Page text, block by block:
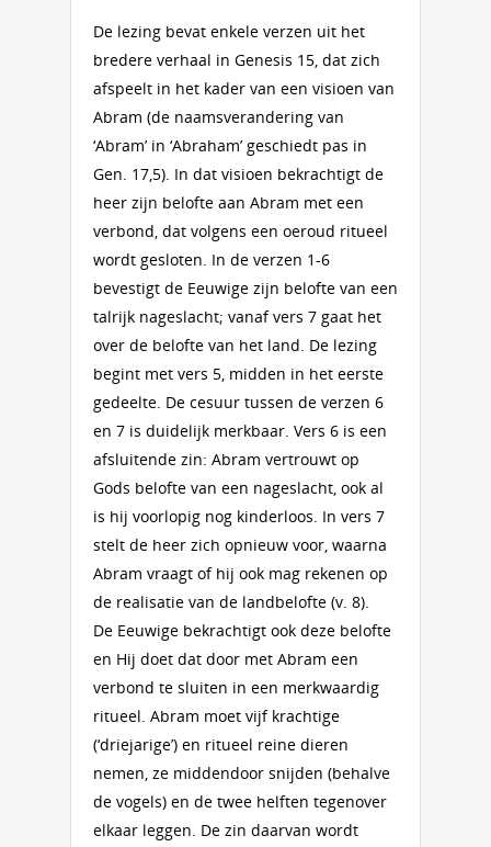
De lezing bevat enkele verzen uit het
bredere verhaal in Genesis 15, dat zich
afspeelt in het kader van een visioen van
Abram (de naamsverandering van
‘Abram’ in ‘Abraham’ geschiedt pas in
Gen. 17,5). In dat visioen bekrachtigt de
heer zijn belofte aan Abram met een
verbond, dat volgens een oeroud ritueel
wordt gesloten. In de verzen 1-6
bevestigt de Eeuwige zijn belofte van een
talrijk nageslacht; vanaf vers 7 gaat het
over de belofte van het land. De lezing
begint met vers 5, midden in het eerste
gedeelte. De cesuur tussen de verzen 6
en 7 is duidelijk merkbaar. Vers 6 is een
afsluitende zin: Abram vertrouwt op
Gods belofte van een nageslacht, ook al
is hij voorlopig nog kinderloos. In vers 7
stelt de heer zich opnieuw voor, waarna
Abram vraagt of hij ook mag rekenen op
de realisatie van de landbelofte (v. 8).
De Eeuwige bekrachtigt ook deze belofte
en Hij doet dat door met Abram een
verbond te sluiten in een merkwaardig
ritueel. Abram moet vijf krachtige
(‘driejarige’) en ritueel reine dieren
nemen, ze middendoor snijden (behalve
de vogels) en de twee helften tegenover
elkaar leggen. De zin daarvan wordt